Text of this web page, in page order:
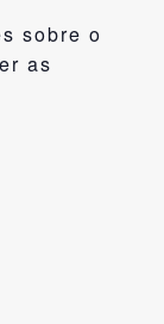
sobre o
as